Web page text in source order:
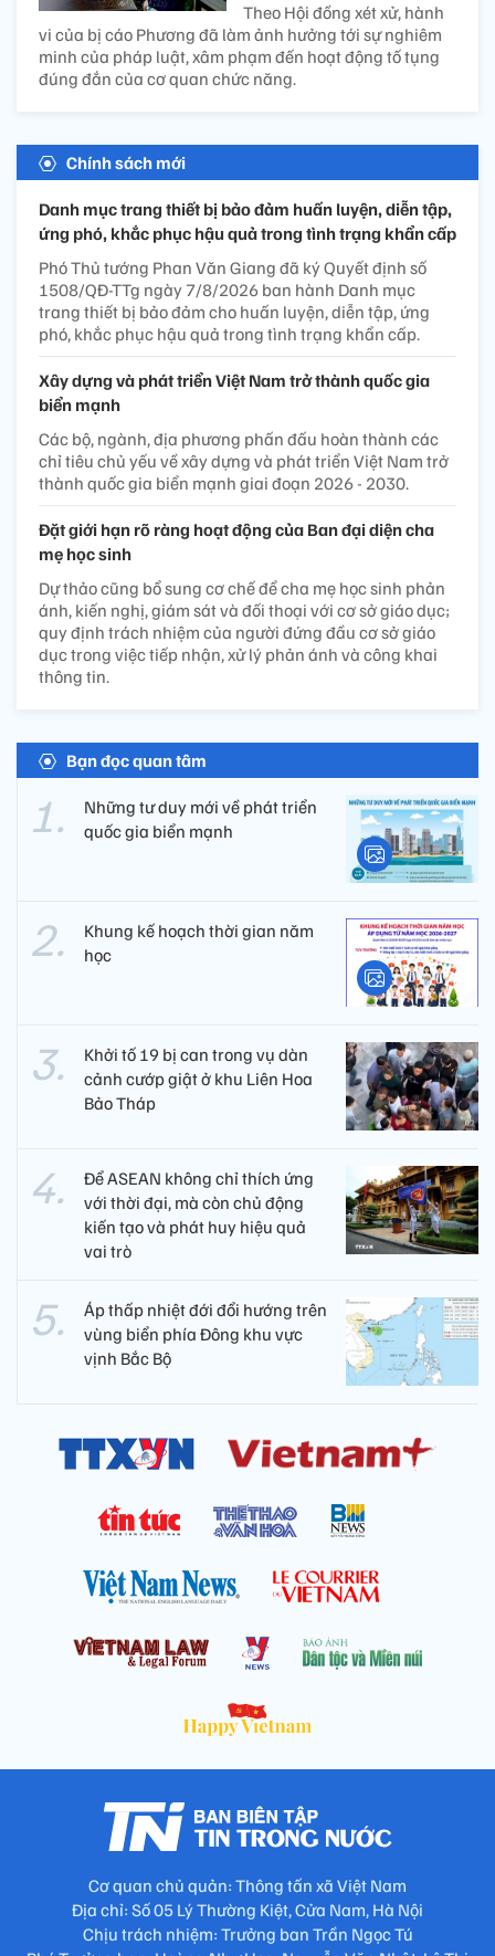
Theo Hội đồng xét xử, hành
vi của bị cáo Phương đã làm ảnh hưởng tới sự nghiêm
minh của pháp luật, xâm phạm đến hoạt động tố tụng
đúng đắn của cơ quan chức năng.
Chính sách mới
Danh mục trang thiết bị bảo đảm huấn luyện, diễn tập,
ứng phó, khắc phục hậu quả trong tình trạng khẩn cấp
Phó Thủ tướng Phan Văn Giang đã ký Quyết định số
1508/QĐ-TTg ngày 7/8/2026 ban hành Danh mục
trang thiết bị bảo đảm cho huấn luyện, diễn tập, ứng
phó, khắc phục hậu quả trong tình trạng khẩn cấp.
Xây dựng và phát triển Việt Nam trở thành quốc gia
biển mạnh
Các bộ, ngành, địa phương phấn đấu hoàn thành các
chỉ tiêu chủ yếu về xây dựng và phát triển Việt Nam trở
thành quốc gia biển mạnh giai đoạn 2026 - 2030.
Đặt giới hạn rõ ràng hoạt động của Ban đại diện cha
mẹ học sinh
Dự thảo cũng bổ sung cơ chế để cha mẹ học sinh phản
ánh, kiến nghị, giám sát và đối thoại với cơ sở giáo dục;
quy định trách nhiệm của người đứng đầu cơ sở giáo
dục trong việc tiếp nhận, xử lý phản ánh và công khai
thông tin.
Bạn đọc quan tâm
Những tư duy mới về phát triển
quốc gia biển mạnh
Khung kế hoạch thời gian năm
học
Khởi tố 19 bị can trong vụ dàn
cảnh cướp giật ở khu Liên Hoa
Bảo Tháp
Để ASEAN không chỉ thích ứng
với thời đại, mà còn chủ động
kiến tạo và phát huy hiệu quả
vai trò
Áp thấp nhiệt đới đổi hướng trên
vùng biển phía Đông khu vực
vịnh Bắc Bộ
Cơ quan chủ quản: Thông tấn xã Việt Nam
Địa chỉ: Số 05 Lý Thường Kiệt, Cửa Nam, Hà Nội
Chịu trách nhiệm: Trưởng ban Trần Ngọc Tú